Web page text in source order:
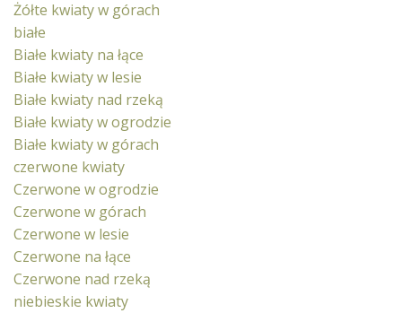
Żółte kwiaty w górach
białe
Białe kwiaty na łące
Białe kwiaty w lesie
Białe kwiaty nad rzeką
Białe kwiaty w ogrodzie
Białe kwiaty w górach
czerwone kwiaty
Czerwone w ogrodzie
Czerwone w górach
Czerwone w lesie
Czerwone na łące
Czerwone nad rzeką
niebieskie kwiaty